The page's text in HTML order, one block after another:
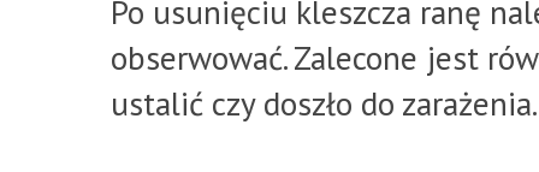
Po usunięciu kleszcza ranę
obserwować. Zalecone jest
ustalić czy doszło do zarażenia.